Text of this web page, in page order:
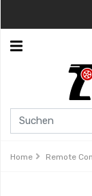
Express
Traxxshop.ch
Rc
Boote
Schiffe
Home Remote